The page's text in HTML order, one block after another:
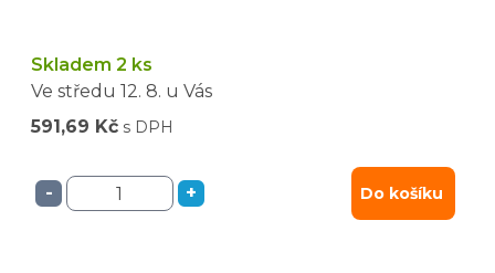
Skladem 2 ks
Ve středu 12. 8. u Vás
591,69 Kč s DPH
- + Do košíku